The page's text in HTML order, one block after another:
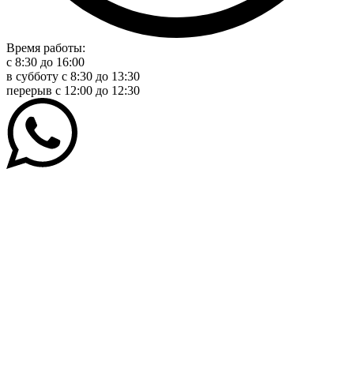
Время работы:
с 8:30 до 16:00
в субботу с 8:30 до 13:30
перерыв c 12:00 до 12:30